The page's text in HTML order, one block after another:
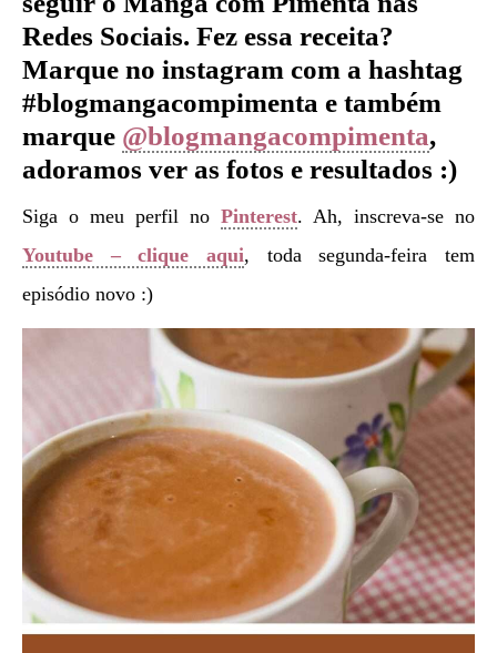
Redes Sociais. Fez essa receita?
Marque no instagram com a hashtag
#blogmangacompimenta e também
marque @blogmangacompimenta,
adoramos ver as fotos e resultados :)
Siga o meu perfil no Pinterest. Ah, inscreva-se no
Youtube – clique aqui, toda segunda-feira tem
episódio novo :)